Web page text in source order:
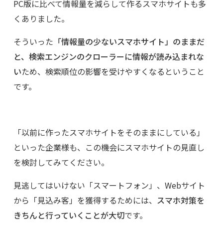
PC版に比べて情報量を減らして作るスマホサイトも多
くありました。
そういった 「情報量の少ないスマホサイト」のままだ
と、検索エンジンのクローラーに情報が読み込まれな
いため、検索順位の影響を受けやすくなるということ
です。
「以前に作ったスマホサイトをそのままにしている」
といった企業様も、この機会にスマホサイトの見直し
を検討してみてください。
見逃してはいけない「スマートフォン」、Webサイト
から「見込み客」を獲得するためには、 スマホ対策を
きちんと行っていくことが大切です。